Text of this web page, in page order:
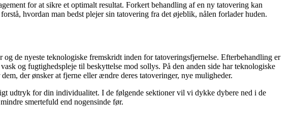
for at sikre et optimalt resultat. Forkert behandling af en ny tatovering kan
hvordan man bedst plejer sin tatovering fra det øjeblik, nålen forlader huden.
de nyeste teknologiske fremskridt inden for tatoveringsfjernelse. Efterbehandling er
og fugtighedspleje til beskyttelse mod sollys. På den anden side har teknologiske
der ønsker at fjerne eller ændre deres tatoveringer, nye muligheder.
udtryk for din individualitet. I de følgende sektioner vil vi dykke dybere ned i de
smertefuld end nogensinde før.